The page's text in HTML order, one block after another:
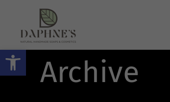
Ανοίξτε τη γραμμή εργαλείων
Archive